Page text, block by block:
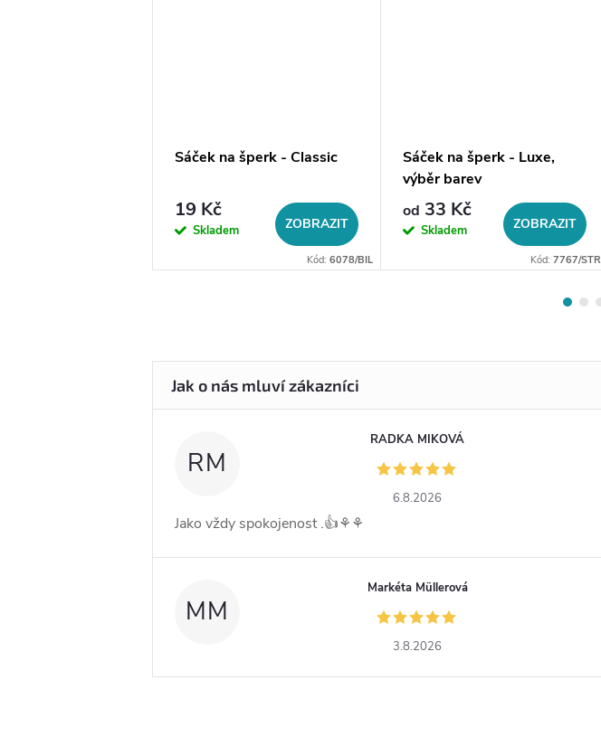
Sáček na šperk - Classic
19 Kč
Skladem ZOBRAZIT
Kód: 6078/BIL
Sáček na šperk - Luxe,
výběr barev
od 33 Kč
Skladem ZOBRAZIT
Kód: 7767/STR
RM
RADKA MIKOVÁ
6.8.2026
Jako vždy spokojenost .👍⚘️⚘️
MM
Markéta Müllerová
3.8.2026